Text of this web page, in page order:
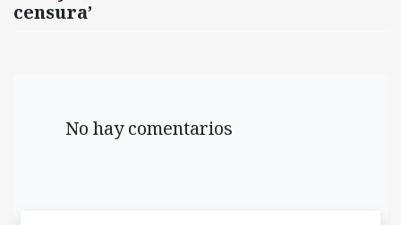
censura’
No hay comentarios